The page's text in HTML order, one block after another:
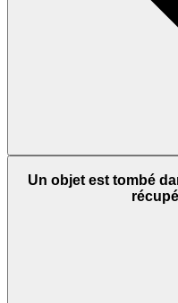
Un objet est tombé